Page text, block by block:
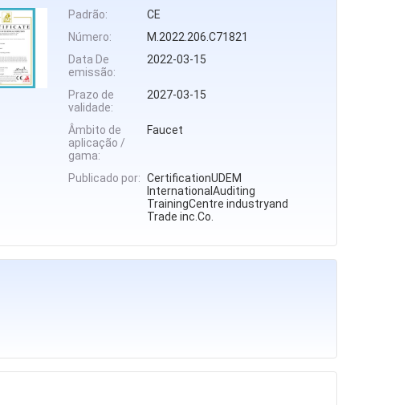
Padrão:
CE
Número:
M.2022.206.C71821
Data De
emissão:
2022-03-15
Prazo de
validade:
2027-03-15
Âmbito de
aplicação /
gama:
Faucet
Publicado por: CertificationUDEM
InternationalAuditing
TrainingCentre industryand
Trade inc.Co.